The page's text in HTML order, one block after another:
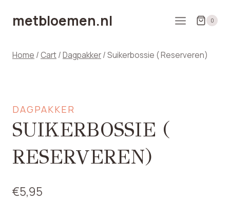
naarmetbloemen.nl 0
Home / Cart/Dagpakker/Suikerbossie ( Reserveren)
DAGPAKKER
SUIKERBOSSIE (
RESERVEREN)
€5,95